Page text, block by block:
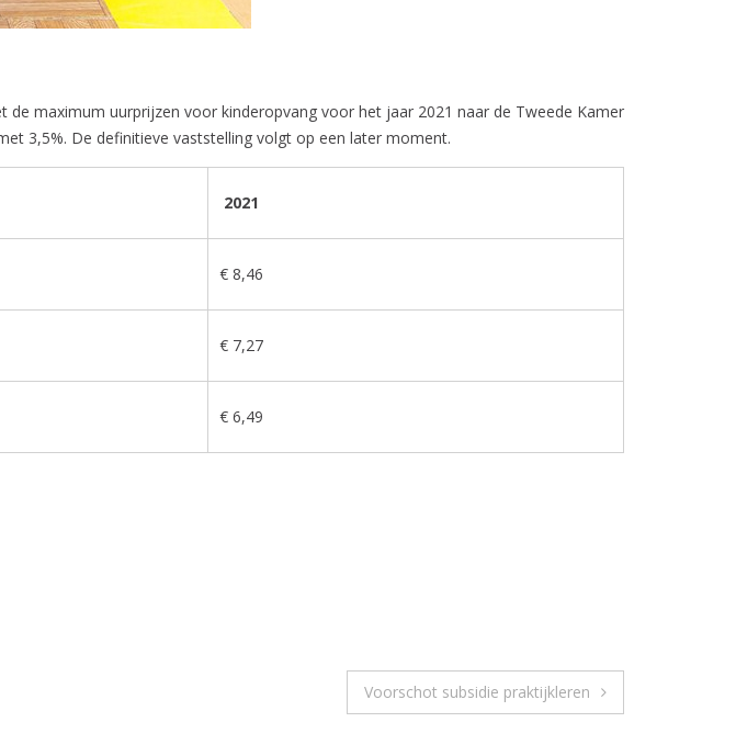
maximum uurprijzen voor kinderopvang voor het jaar 2021 naar de Tweede Kamer
3,5%. De definitieve vaststelling volgt op een later moment.
2021
€ 8,46
€ 7,27
€ 6,49
Voorschot subsidie praktijkleren